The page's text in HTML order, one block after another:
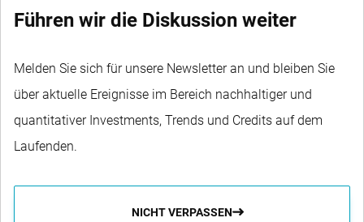
Führen wir die Diskussion weiter
Melden Sie sich für unsere Newsletter an und bleiben Sie
über aktuelle Ereignisse im Bereich nachhaltiger und
quantitativer Investments, Trends und Credits auf dem
Laufenden.
NICHT VERPASSEN